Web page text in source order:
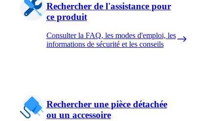
Rechercher de l'assistance pour
ce produit
Consulter la FAQ, les modes d'emploi, les
informations de sécurité et les conseils
Rechercher une pièce détachée
ou un accessoire